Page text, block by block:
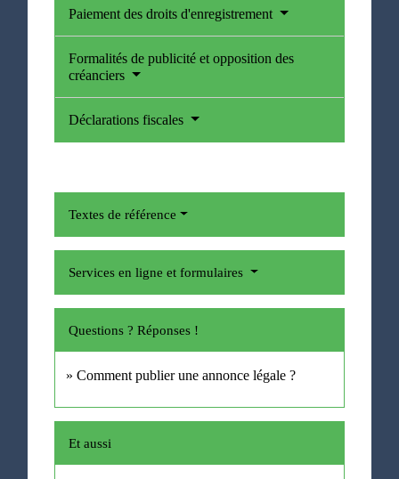
Paiement des droits d'enregistrement
Formalités de publicité et opposition des
créanciers
Déclarations fiscales
Textes de référence
Services en ligne et formulaires
Questions ? Réponses !
Comment publier une annonce légale ?
Et aussi